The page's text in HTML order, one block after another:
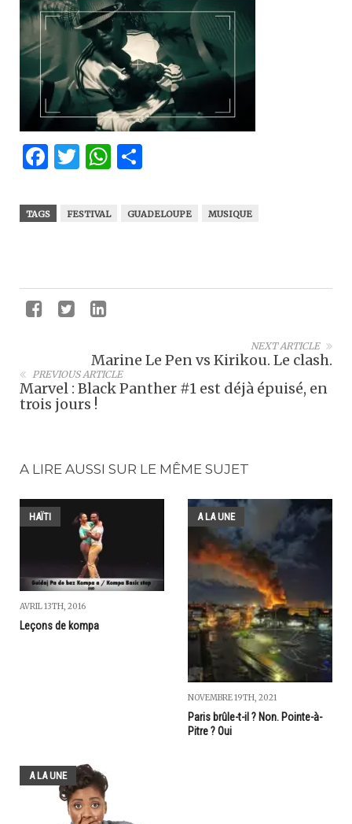
Facebook
Twitter
WhatsApp
TAGS FESTIVAL GUADELOUPE MUSIQUE
NEXT ARTICLE
Marine Le Pen vs Kirikou. Le clash.
PREVIOUS ARTICLE
Marvel : Black Panther #1 est déjà épuisé, en
trois jours !
A LIRE AUSSI SUR LE MÊME SUJET
HAÏTI
AVRIL 13TH, 2016
Leçons de kompa
A LA UNE
NOVEMBRE 19TH, 2021
Paris brûle-t-il ? Non. Pointe-à-
Pitre ? Oui
A LA UNE